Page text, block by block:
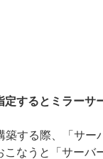
するとミラーサ
する際、「サ
なうと「サーバ